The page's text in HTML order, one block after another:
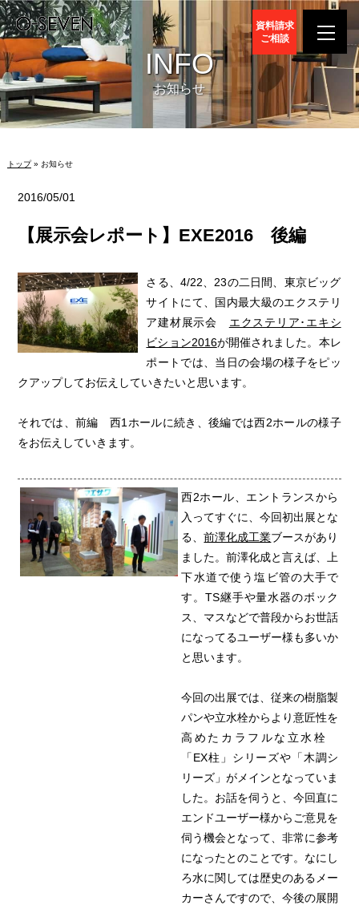
資料請求
ご相談
INFO
お知らせ
トップ» お知らせ
2016/05/01
【展示会レポート】EXE2016 後編
さる、4/22、23の二日間、東京ビッグ
サイトにて、国内最大級のエクステリ
ア建材展示会 エクステリア･エキシ
ビション2016が開催されました。本レ
ポートでは、当日の会場の様子をピッ
クアップしてお伝えしていきたいと思います。
それでは、前編 西1ホールに続き、後編では西2ホールの様子
をお伝えしていきます。
西2ホール、エントランスから
入ってすぐに、今回初出展とな
る、前澤化成工業ブースがあり
ました。前澤化成と言えば、上
下水道で使う塩ビ管の大手で
す。TS継手や量水器のボック
ス、マスなどで普段からお世話
になってるユーザー様も多いか
と思います。
今回の出展では、従来の樹脂製
パンや立水栓からより意匠性を
高めたカラフルな立水栓
「EX柱」シリーズや「木調シ
リーズ」がメインとなっていま
した。お話を伺うと、今回直に
エンドユーザー様からご意見を
伺う機会となって、非常に参考
になったとのことです。なにし
ろ水に関しては歴史のあるメー
カーさんですので、今後の展開